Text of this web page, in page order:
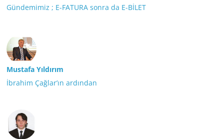
Gündemimiz ; E-FATURA sonra da E-BİLET
Mustafa Yıldırım
İbrahim Çağlar’ın ardından